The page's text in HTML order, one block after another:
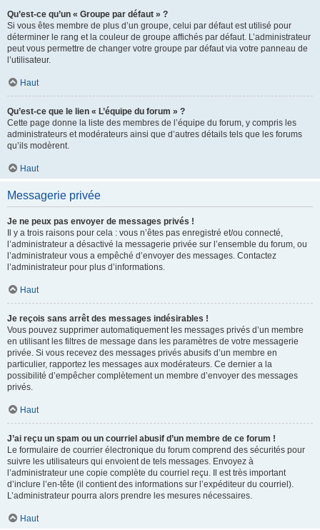
Qu’est-ce qu’un « Groupe par défaut » ?
Si vous êtes membre de plus d’un groupe, celui par défaut est utilisé pour
déterminer le rang et la couleur de groupe affichés par défaut. L’administrateur
peut vous permettre de changer votre groupe par défaut via votre panneau de
l’utilisateur.
Haut
Qu’est-ce que le lien « L’équipe du forum » ?
Cette page donne la liste des membres de l’équipe du forum, y compris les
administrateurs et modérateurs ainsi que d’autres détails tels que les forums
qu’ils modèrent.
Haut
Messagerie privée
Je ne peux pas envoyer de messages privés !
Il y a trois raisons pour cela : vous n’êtes pas enregistré et/ou connecté,
l’administrateur a désactivé la messagerie privée sur l’ensemble du forum, ou
l’administrateur vous a empêché d’envoyer des messages. Contactez
l’administrateur pour plus d’informations.
Haut
Je reçois sans arrêt des messages indésirables !
Vous pouvez supprimer automatiquement les messages privés d’un membre
en utilisant les filtres de message dans les paramètres de votre messagerie
privée. Si vous recevez des messages privés abusifs d’un membre en
particulier, rapportez les messages aux modérateurs. Ce dernier a la
possibilité d’empêcher complètement un membre d’envoyer des messages
privés.
Haut
J’ai reçu un spam ou un courriel abusif d’un membre de ce forum !
Le formulaire de courrier électronique du forum comprend des sécurités pour
suivre les utilisateurs qui envoient de tels messages. Envoyez à
l’administrateur une copie complète du courriel reçu. Il est très important
d’inclure l’en-tête (il contient des informations sur l’expéditeur du courriel).
L’administrateur pourra alors prendre les mesures nécessaires.
Haut